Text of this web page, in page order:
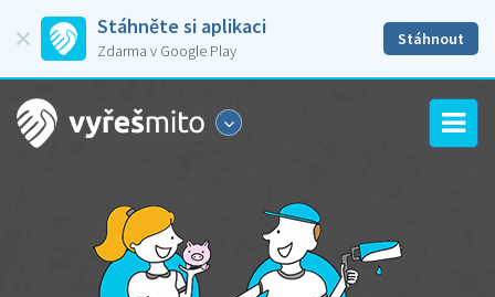
Stáhněte si aplikaci
Zdarma v Google Play
Stáhnout